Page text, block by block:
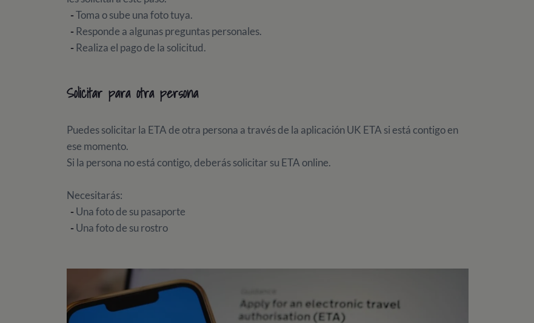
-Toma o sube una foto tuya.
-Responde a algunas preguntas personales.
-Realiza el pago de la solicitud.
Solicitar para otra persona
Puedes solicitar la ETA de otra persona a través de la aplicación UK ETA si está contigo en
ese momento.
Si la persona no está contigo, deberás solicitar su ETA online.
Necesitarás:
-Una foto de su pasaporte
-Una foto de su rostro